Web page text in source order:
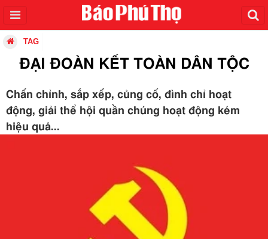
TAG
ĐẠI ĐOÀN KẾT TOÀN DÂN TỘC
Chấn chỉnh, sắp xếp, củng cố, đình chỉ hoạt
động, giải thể hội quần chúng hoạt động kém
hiệu quả...